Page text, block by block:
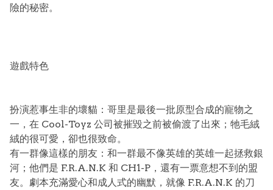
險的秘密。
遊戲特色
扮演惹事生非的壞貓：哥里是最後一批原型合成的寵物之
一，在 Cool-Toyz 公司被摧毀之前被偷渡了出來；牠毛絨
絨的很可愛，卻也很致命。
有一群像這樣的朋友：和一群最不像英雄的英雄一起拯救銀
河；他們是 F.R.A.N.K 和 CH1-P，還有一票意想不到的盟
友。劇本充滿愛心和成人式的幽默，就像 F.R.A.N.K 的刀